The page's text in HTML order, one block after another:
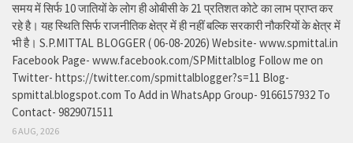
समय में सिर्फ 10 जातियों के लोग ही ओबीसी के 21 प्रतिशत कोटे का लाभ प्राप्त कर
रहे है। यह स्थिति सिर्फ राजनीतिक क्षेत्र में ही नहीं बल्कि सरकारी नौकरियों के क्षेत्र में
भी है। S.P.MITTAL BLOGGER ( 06-08-2026) Website- www.spmittal.in
Facebook Page- www.facebook.com/SPMittalblog Follow me on
Twitter- https://twitter.com/spmittalblogger?s=11 Blog-
spmittal.blogspot.com To Add in WhatsApp Group- 9166157932 To
Contact- 9829071511
6 AUG, 2026